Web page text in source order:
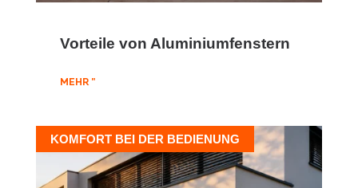
Vorteile von Aluminiumfenstern
MEHR "
KOMFORT BEI DER BEDIENUNG